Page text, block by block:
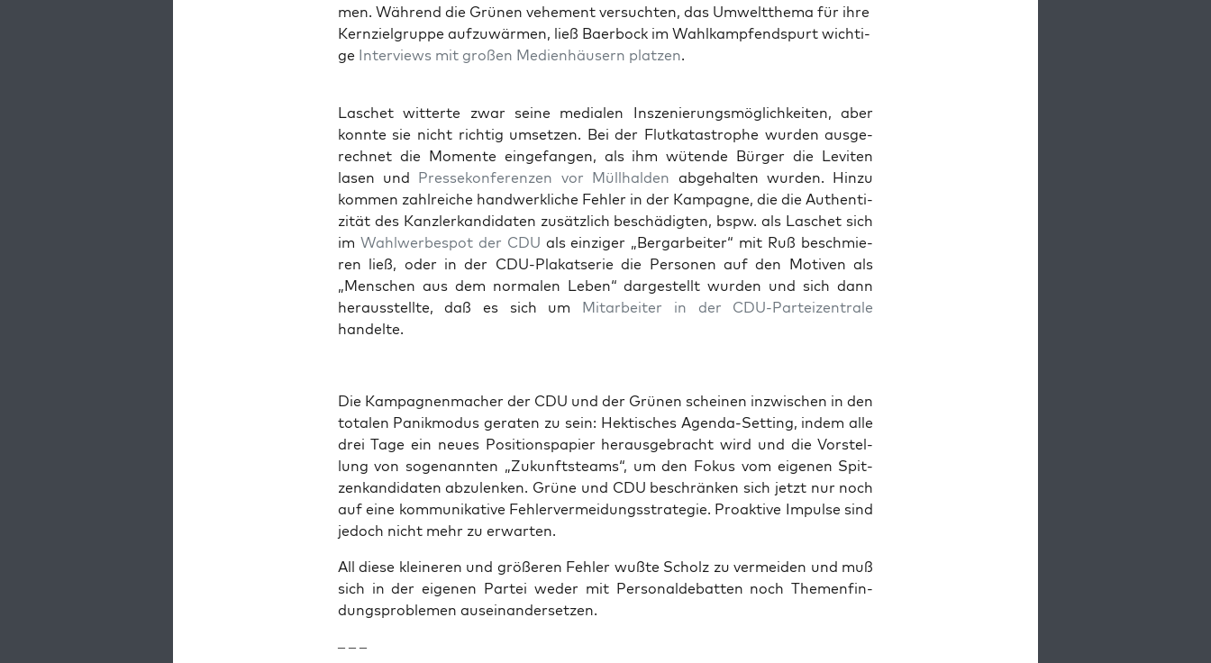
men. Wäh­rend die Grü­nen vehe­ment ver­such­ten, das Umwelt­the­ma für ihre
Kern­ziel­grup­pe auf­zu­wär­men, ließ Baer­bock im Wahl­kampf­end­spurt wich­ti­
ge Inter­views mit gro­ßen Medi­en­häu­sern plat­zen.
Laschet wit­ter­te zwar sei­ne media­len Insze­nie­rungs­mög­lich­kei­ten, aber
konn­te sie nicht rich­tig umset­zen. Bei der Flut­ka­ta­stro­phe wur­den aus­ge­
rech­net die Momen­te ein­ge­fan­gen, als ihm wüten­de Bür­ger die Levi­ten
lasen und Pres­se­kon­fe­ren­zen vor Müll­hal­den abge­hal­ten wur­den. Hin­zu
kom­men zahl­rei­che hand­werk­li­che Feh­ler in der Kam­pa­gne, die die Authen­ti­
zi­tät des Kanz­ler­kan­di­da­ten zusätz­lich beschä­dig­ten, bspw. als Laschet sich
im Wahl­wer­be­spot der CDU als ein­zi­ger „Berg­ar­bei­ter“ mit Ruß beschmie­
ren ließ, oder in der CDU-Pla­kat­se­rie die Per­so­nen auf den Moti­ven als
„Men­schen aus dem nor­ma­len Leben“ dar­ge­stellt wur­den und sich dann
her­aus­stell­te, daß es sich um Mit­ar­bei­ter in der CDU-Par­tei­zen­tra­le
handelte.
Die Kam­pa­gnen­ma­cher der CDU und der Grü­nen schei­nen inzwi­schen in den
tota­len Panik­mo­dus gera­ten zu sein: Hek­ti­sches Agen­da-Set­ting, indem alle
drei Tage ein neu­es Posi­ti­ons­pa­pier her­aus­ge­bracht wird und die Vor­stel­
lung von soge­nann­ten „Zukunfts­teams“, um den Fokus vom eige­nen Spit­
zen­kan­di­da­ten abzu­len­ken. Grü­ne und CDU beschrän­ken sich jetzt nur noch
auf eine kom­mu­ni­ka­ti­ve Feh­ler­ver­mei­dungs­stra­te­gie. Pro­ak­ti­ve Impul­se sind
jedoch nicht mehr zu erwarten.
All die­se klei­ne­ren und grö­ße­ren Feh­ler wuß­te Scholz zu ver­mei­den und muß
sich in der eige­nen Par­tei weder mit Per­so­nal­de­bat­ten noch The­men­fin­
dungs­pro­ble­men auseinandersetzen.
– – –